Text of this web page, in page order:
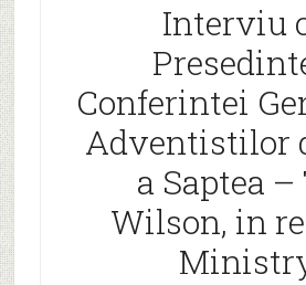
Interviu
Conferintei
Adventistilor
a Saptea –
Wilson, in